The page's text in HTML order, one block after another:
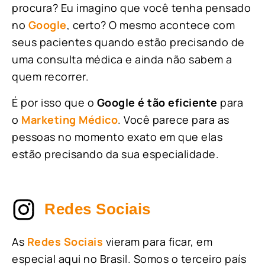
procura? Eu imagino que você tenha pensado
no Google, certo? O mesmo acontece com
seus pacientes quando estão precisando de
uma consulta médica e ainda não sabem a
quem recorrer.
É por isso que o Google é tão eficiente para
o Marketing Médico. Você parece para as
pessoas no momento exato em que elas
estão precisando da sua especialidade.
Redes Sociais
As Redes Sociais vieram para ficar, em
especial aqui no Brasil. Somos o terceiro país